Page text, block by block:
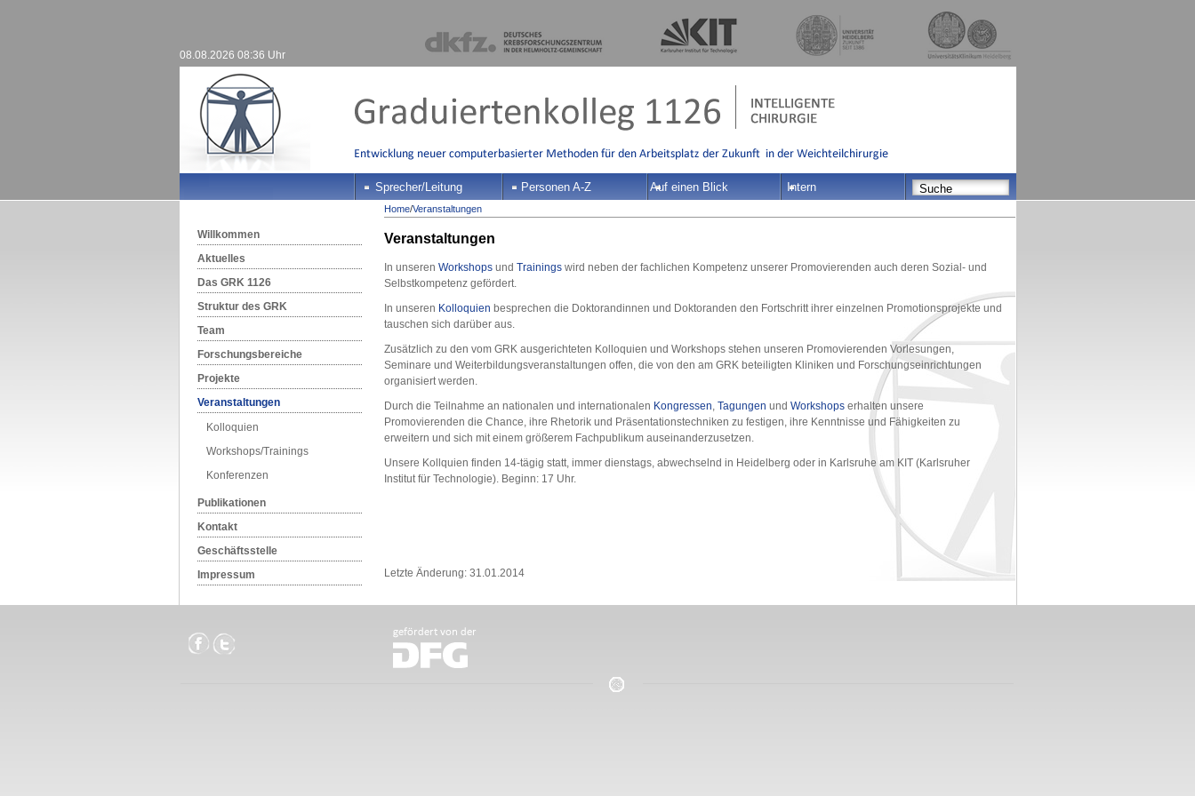
08.08.2026 08:36 Uhr
Sprecher/Leitung Personen A-Z Auf einen Blick Intern
Willkommen
Aktuelles
Das GRK 1126
Struktur des GRK
Team
Forschungsbereiche
Projekte
Veranstaltungen
Kolloquien
Workshops/Trainings
Konferenzen
Publikationen
Kontakt
Geschäftsstelle
Impressum
Home/Veranstaltungen
Veranstaltungen
In unseren Workshopsund Trainingswird neben der fachlichen Kompetenz unserer Promovierenden auch deren Sozial- und
Selbstkompetenz gefördert.
In unseren Kolloquien besprechen die Doktorandinnen und Doktoranden den Fortschritt ihrer einzelnen Promotionsprojekte und
tauschen sich darüber aus.
Zusätzlich zu den vom GRK ausgerichteten Kolloquien und Workshops stehen unseren Promovierenden Vorlesungen,
Seminare und Weiterbildungsveranstaltungen offen, die von den am GRK beteiligten Kliniken und Forschungseinrichtungen
organisiert werden.
Durch die Teilnahme an nationalen und internationalen Kongressen, Tagungen und Workshopserhalten unsere
Promovierenden die Chance, ihre Rhetorik und Präsentationstechniken zu festigen, ihre Kenntnisse und Fähigkeiten zu
erweitern und sich mit einem größerem Fachpublikum auseinanderzusetzen.
Unsere Kollquien finden 14-tägig statt, immer dienstags, abwechselnd in Heidelberg oder in Karlsruhe am KIT (Karlsruher
Institut für Technologie). Beginn: 17 Uhr.
Letzte Änderung: 31.01.2014